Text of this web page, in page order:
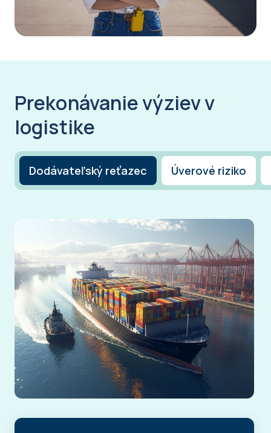
Prekonávanie výziev v
logistike
Dodávateľský reťazec Úverové riziko